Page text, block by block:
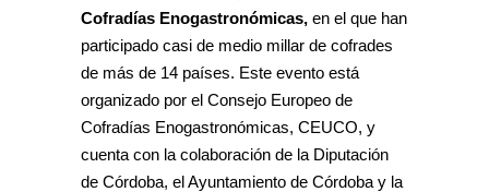
Cofradías Enogastronómicas, en el que han
participado casi de medio millar de cofrades
de más de 14 países. Este evento está
organizado por el Consejo Europeo de
Cofradías Enogastronómicas, CEUCO, y
cuenta con la colaboración de la Diputación
de Córdoba, el Ayuntamiento de Córdoba y la